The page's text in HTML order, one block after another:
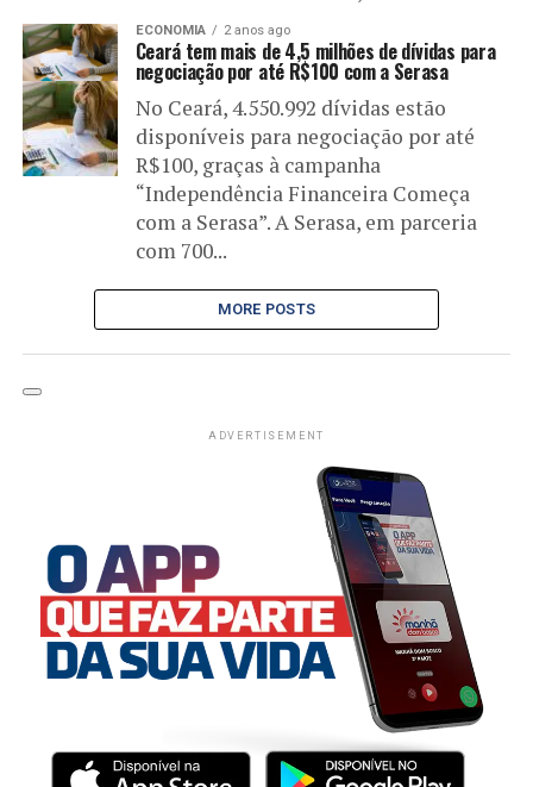
ECONOMIA 2 anos ago
Ceará tem mais de 4,5 milhões de dívidas para
negociação por até R$100 com a Serasa
No Ceará, 4.550.992 dívidas estão
disponíveis para negociação por até
R$100, graças à campanha
“Independência Financeira Começa
com a Serasa”. A Serasa, em parceria
com 700...
MORE POSTS
ADVERTISEMENT